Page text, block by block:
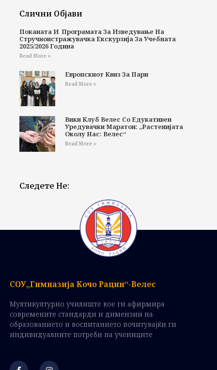
Слични Објави
Поканата И Програмата За Изведување На
Стручноистражувачка Екскурзија За Учебната
2025/2026 Година
Read More »
Европскиот Квиз За Пари
Read More »
Вики Клуб Велес Со Едукативен
Уредувачки Маратон: „Растенијата
Околу Нас: Велес“
Read More »
Следете Не:
СОУ„Гимназија Кочо Рацин“-Велес
Мултикултурно училиште кое ги афирмира
современите стандарди и димензии на
образованието и воспитанието почитувајќи ги
индивидуалните потреби на учениците